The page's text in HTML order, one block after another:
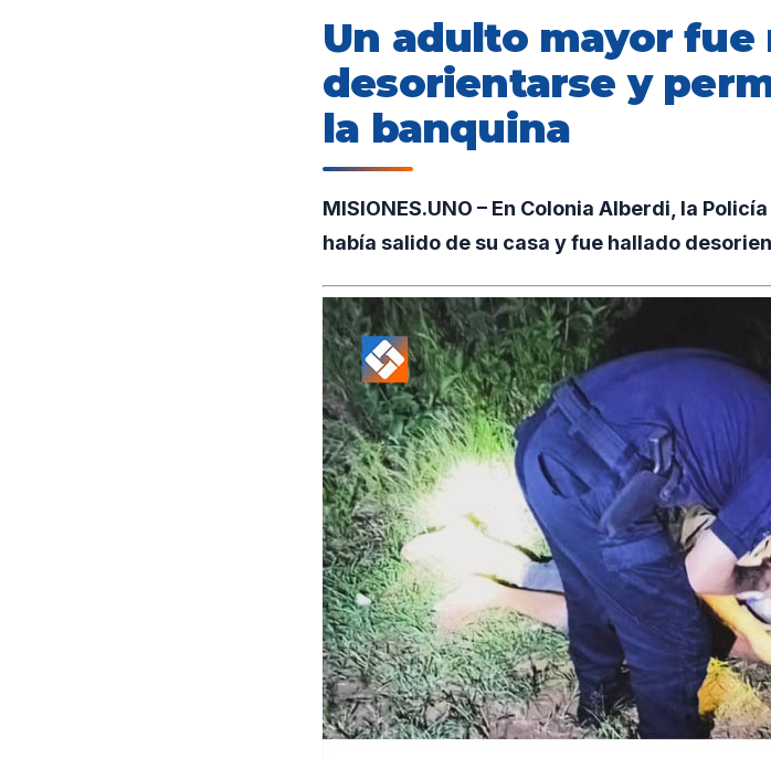
Un adulto mayor fue
desorientarse y
la banquina
MISIONES.UNO – En Colonia Alberdi, la
había salido de su casa y fue hallado